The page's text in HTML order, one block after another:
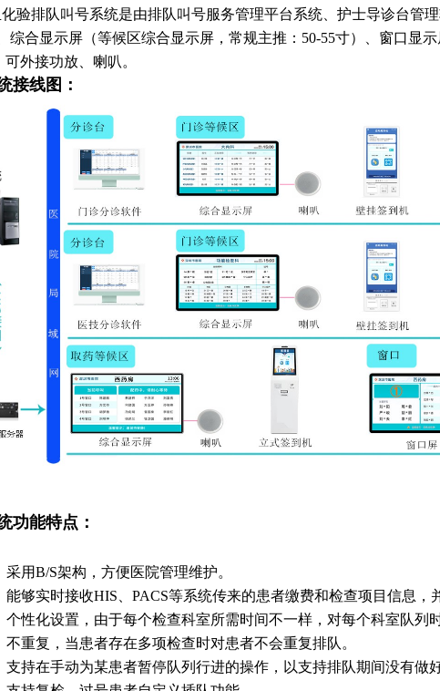
排队叫号系统是由排队叫号服务管理平台系统、护士导诊台管
综合显示屏（等候区综合显示屏，常规主推：50-55寸）、窗口显
外接功放、喇叭。
接线图：
功能特点：
采用B/S架构，方便医院管理维护。
能够实时接收HIS、PACS等系统传来的患者缴费和检查项目信息，
个性化设置，由于每个检查科室所需时间不一样，对每个科室队列
不重复，当患者存在多项检查时对患者不会重复排队。
支持在手动为某患者暂停队列行进的操作，以支持排队期间没有做